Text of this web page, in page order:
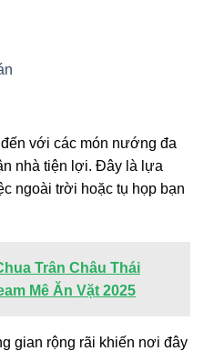
với các món nướng đa
nhà tiện lợi. Đây là lựa
ngoài trời hoặc tụ họp bạn
Trân Châu Thái
Mê Ăn Vặt 2025
gian rộng rãi khiến nơi đây